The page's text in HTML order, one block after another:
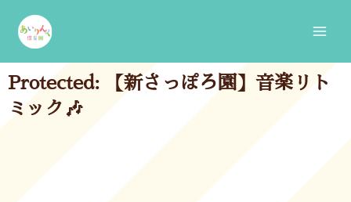
content
Protected: 【新さっぽろ園】音楽リト
ミック🎶